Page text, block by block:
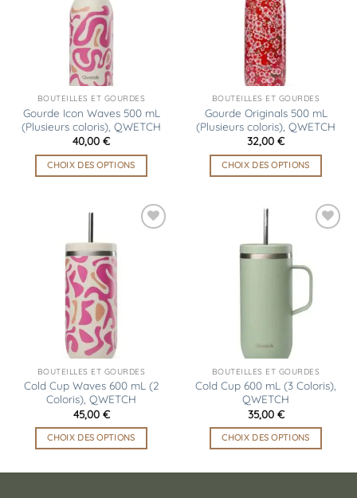
BOUTEILLES ET GOURDES
Gourde Icon Waves 500 mL
(Plusieurs coloris), QWETCH
40,00 €
CHOIX DES OPTIONS
a
plusieurs
variations.
Les
options
peuvent
être
choisies
sur
la
page
du
produit
BOUTEILLES ET GOURDES
Gourde Originals 500 mL
(Plusieurs coloris), QWETCH
32,00 €
CHOIX DES OPTIONS
a
plusieurs
variations.
peuvent
sur
la
page
du
produit
BOUTEILLES ET GOURDES
Cold Cup Waves 600 mL (2
Coloris), QWETCH
45,00 €
CHOIX DES OPTIONS
produit
d’envies
BOUTEILLES ET GOURDES
Cold Cup 600 mL (3 Coloris),
QWETCH
35,00 €
CHOIX DES OPTIONS
produit